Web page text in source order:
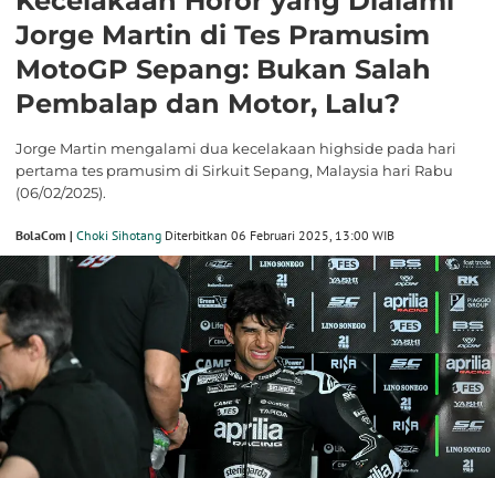
Jorge Martin di Tes Pramusim
MotoGP Sepang: Bukan Salah
Pembalap dan Motor, Lalu?
Jorge Martin mengalami dua kecelakaan highside pada hari
pertama tes pramusim di Sirkuit Sepang, Malaysia hari Rabu
(06/02/2025).
BolaCom | Choki Sihotang Diterbitkan 06 Februari 2025, 13:00 WIB